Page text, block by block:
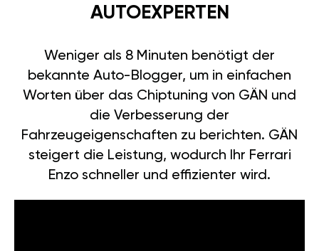
AUTOEXPERTEN
Weniger als 8 Minuten benötigt der
bekannte Auto-Blogger, um in einfachen
Worten über das Chiptuning von GÄN und
die Verbesserung der
Fahrzeugeigenschaften zu berichten. GÄN
steigert die Leistung, wodurch Ihr Ferrari
Enzo schneller und effizienter wird.